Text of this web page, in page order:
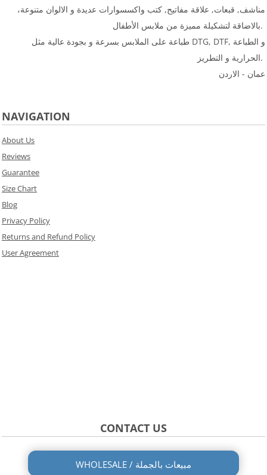
مناشف, قبعات, علاقة مفاتيح, كتب واكسسوارات عديدة و الالوان متنوعة،
بالاضاقة لتشكيلة مميزة من ملابس الأطفال.
طباعة على الملابس بسرعة و بجودة عالية مثل DTG, DTF, و الطباعة
الحرارية و التطريز.
عمان - الاردن
NAVIGATION
About Us
Reviews
Guarantee
Size Chart
Blog
Privacy Policy
Returns and Refund Policy
User Agreement
CONTACT US
WHOLESALE / مبيعات بالجملة